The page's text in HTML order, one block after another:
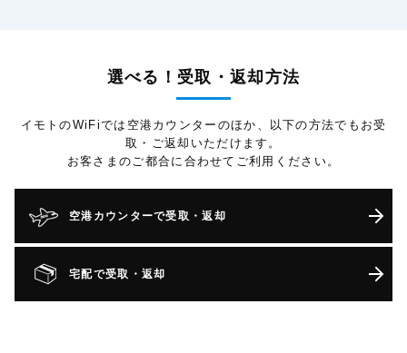
選べる！受取・返却方法
イモトのWiFiでは空港カウンターのほか、以下の方法でもお受
取・ご返却いただけます。
お客さまのご都合に合わせてご利用ください。
空港カウンターで受取・返却
宅配で受取・返却